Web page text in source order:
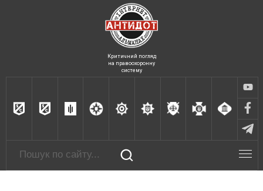
Критичний погляд
на правоохоронну
систему